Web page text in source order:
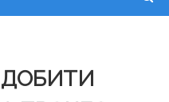
ДОБИТИ